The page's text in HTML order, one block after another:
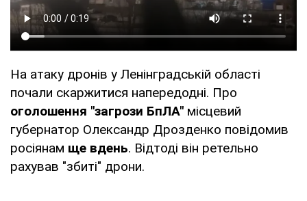
На атаку дронів у Ленінградській області
почали скаржитися напередодні. Про
оголошення "загрози БпЛА" місцевий
губернатор Олександр Дрозденко повідомив
росіянам ще вдень. Відтоді він ретельно
рахував "збиті" дрони.